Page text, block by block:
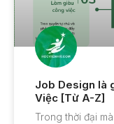
Job Design là
Việc [Từ A-Z]
Trong thời đại